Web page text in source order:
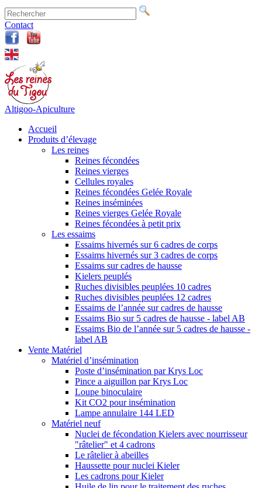
Contact
Altigoo-Apiculture
Accueil
Produits d’élevage
Les reines
Reines fécondées
Reines vierges
Cellules royales
Reines fécondées Gelée Royale
Reines inséminées
Reines vierges Gelée Royale
Reines fécondées à petit prix
Les essaims
Essaims hivernés sur 6 cadres de corps
Essaims hivernés sur 3 cadres de corps
Essaims sur cadres de hausse
Kielers peuplés
Ruches divisibles peuplées 10 cadres
Ruches divisibles peuplées 12 cadres
Essaims de l’année sur cadres de hausse
Essaims Bio sur 5 cadres de hausse - label AB
Essaims Bio de l’année sur 5 cadres de hausse -
label AB
Vente Matériel
Matériel d’insémination
Poste d’insémination par Krys Loc
Pince a aiguillon par Krys Loc
Loupe binoculaire
Kit CO2 pour insémination
Lampe annulaire 144 LED
Matériel neuf
Nuclei de fécondation Kielers avec nourrisseur
"râtelier" et 4 cadrons
Le râtelier à abeilles
Haussette pour nuclei Kieler
Les cadrons pour Kieler